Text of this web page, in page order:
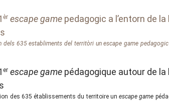
èr escape game pedagogic a l’entorn de la
dels 635 establiments del territòri unescape game
er escape game pédagogique autour de la
des 635 établissements du territoire unescape game